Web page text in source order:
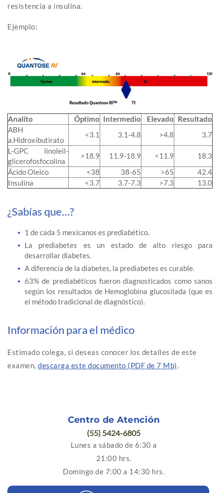
resistencia a insulina.
Ejemplo:
Analito Óptimo Intermedio Elevado Resultado
ABH
a.Hidroxibutirato
<3.1 3.1-4.8 >4.8
3.7
L-GPC linoleil-
glicerofosfocolina
>18.9 11.9-18.9 <11.9
18.3
Ácido Oleico
<38 38-65 >65
42.4
Insulina
<3.7 3.7-7.3 >7.3 13.0
¿Sabías que…?
1 de cada 5 mexicanos es prediabético.
La prediabetes es un estado de alto riesgo para
desarrollar diabetes.
A diferencia de la diabetes, la prediabetes es curable.
63% de prediabéticos fueron diagnosticados como sanos
según los resultados de Hemoglobina glucosilada (que es
el método tradicional de diagnóstico).
Información para el médico
Estimado colega, si deseas conocer los detalles de este
examen, descarga este documento (PDF de 7 Mb).
Centro de Atención
(55) 5424-6805
Lunes a sábado de 6:30 a
21:00 hrs.
Domingo de 7:00 a 14:30 hrs.